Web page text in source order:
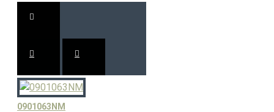
0901063NM